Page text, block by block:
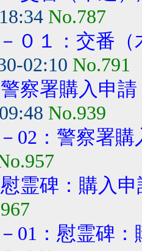
No.787
０１：交番（
02:10 No.791
察署購入申
No.939
02：警察署購
霊碑：購入申
01：慰霊碑